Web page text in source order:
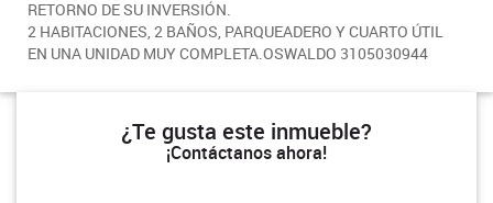
RETORNO DE SU INVERSIÓN.
2 HABITACIONES, 2 BAÑOS, PARQUEADERO Y CUARTO ÚTIL
EN UNA UNIDAD MUY COMPLETA.OSWALDO 3105030944
¿Te gusta este inmueble?
¡Contáctanos ahora!